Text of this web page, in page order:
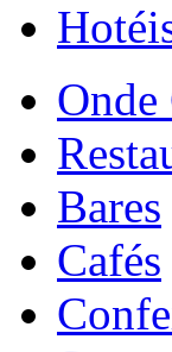
Onde
Bares
Cafés